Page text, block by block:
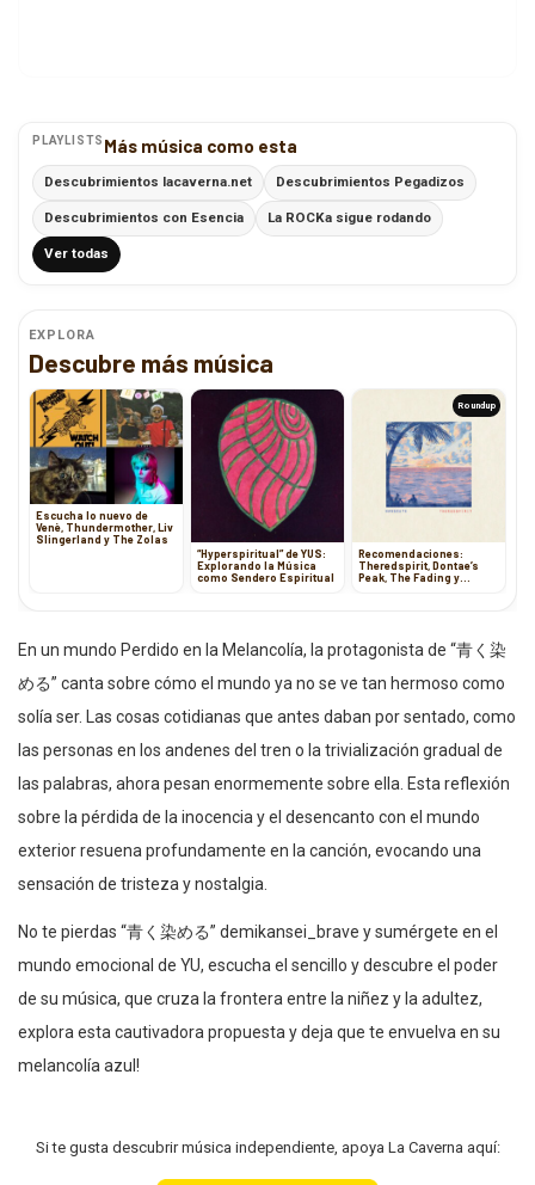
PLAYLISTS Más música como esta
Descubrimientos lacaverna.net Descubrimientos Pegadizos
Descubrimientos con Esencia La ROCKa sigue rodando
Ver todas
EXPLORA
Descubre más música
Escucha lo nuevo de
Venè, Thundermother, Liv
Slingerland y The Zolas
“Hyperspiritual” de YUS:
Explorando la Música
como Sendero Espiritual
Roundup
Recomendaciones:
Theredspirit, Dontae’s
Peak, The Fading y
En un mundo Perdido en la Melancolía, la protagonista de “青く染
める” canta sobre cómo el mundo ya no se ve tan hermoso como
solía ser. Las cosas cotidianas que antes daban por sentado, como
las personas en los andenes del tren o la trivialización gradual de
las palabras, ahora pesan enormemente sobre ella. Esta reflexión
sobre la pérdida de la inocencia y el desencanto con el mundo
exterior resuena profundamente en la canción, evocando una
sensación de tristeza y nostalgia.
No te pierdas “青く染める” demikansei_brave y sumérgete en el
mundo emocional de YU, escucha el sencillo y descubre el poder
de su música, que cruza la frontera entre la niñez y la adultez,
explora esta cautivadora propuesta y deja que te envuelva en su
melancolía azul!
Si te gusta descubrir música independiente, apoya La Caverna aquí: